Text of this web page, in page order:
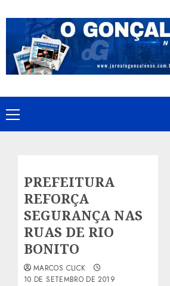
to
content
Primary
Menu
PREFEITURA
REFORÇA
SEGURANÇA NAS
RUAS DE RIO
BONITO
MARCOS CLICK
10 DE SETEMBRO DE 2019